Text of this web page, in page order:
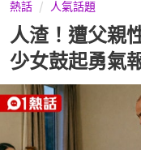
熱話 人氣話題
人渣！遭父親
少女鼓起勇氣